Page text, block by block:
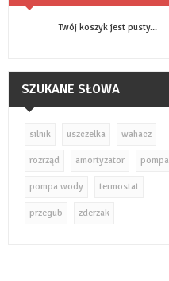
Twój koszyk jest pusty...
SZUKANE SŁOWA
silnik uszczelka wahacz
rozrząd amortyzator pompa
pompa wody termostat
przegub zderzak